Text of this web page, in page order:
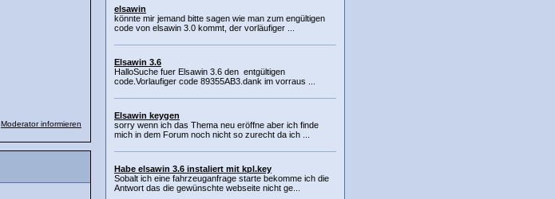
Moderator informieren
elsawin
könnte mir jemand bitte sagen wie man zum engültigen
code von elsawin 3.0 kommt, der vorläufiger ...
Elsawin 3.6
HalloSuche fuer Elsawin 3.6 den entgültigen
code.Vorlaufiger code 89355AB3.dank im vorraus ...
Elsawin keygen
sorry wenn ich das Thema neu eröffne aber ich finde
mich in dem Forum noch nicht so zurecht da ich ...
Habe elsawin 3.6 instaliert mit kpl.key
Sobalt ich eine fahrzeuganfrage starte bekomme ich die
Antwort das die gewünschte webseite nicht ge...